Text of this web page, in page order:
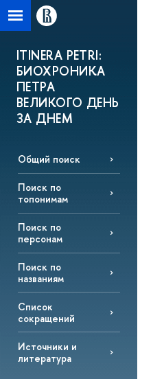
ITINERA PETRI:
БИОХРОНИКА
ПЕТРА
ВЕЛИКОГО ДЕНЬ
ЗА ДНЕМ
Общий поиск
Поиск по
топонимам
Поиск по
персонам
Поиск по
названиям
Список
сокращений
Источники и
литература